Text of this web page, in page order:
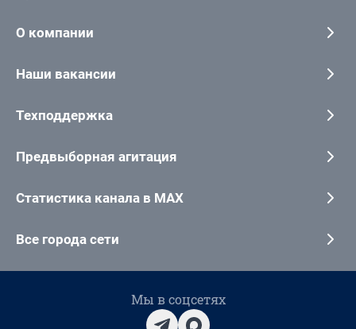
О компании
Наши вакансии
Техподдержка
Предвыборная агитация
Статистика канала в MAX
Все города сети
Мы в соцсетях